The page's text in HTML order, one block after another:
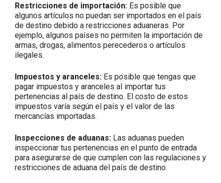
Restricciones de importación: Es posible que
algunos artículos no puedan ser importados en el país
de destino debido a restricciones aduaneras. Por
ejemplo, algunos países no permiten la importación de
armas, drogas, alimentos perecederos o artículos
ilegales.
Impuestos y aranceles: Es posible que tengas que
pagar impuestos y aranceles al importar tus
pertenencias al país de destino. El costo de estos
impuestos varía según el país y el valor de las
mercancías importadas.
Inspecciones de aduanas: Las aduanas pueden
inspeccionar tus pertenencias en el punto de entrada
para asegurarse de que cumplen con las regulaciones y
restricciones de aduana del país de destino.